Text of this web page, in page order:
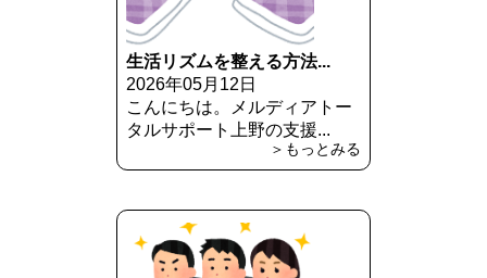
生活リズムを整える方法...
2026年05月12日
こんにちは。メルディアトー
タルサポート上野の支援...
＞もっとみる